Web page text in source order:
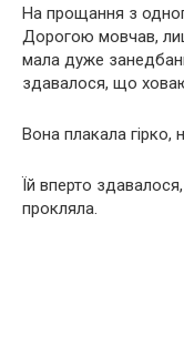
На прощання з
Дорогою мовчав,
мала дуже
здавалося, що
Вона плакала гірко,
Їй вперто
прокляла.